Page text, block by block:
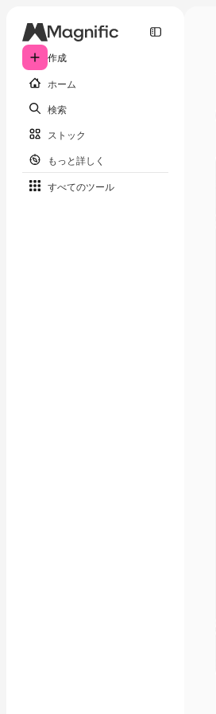
作成
ホーム
検索
ストック
もっと詳しく
すべてのツール